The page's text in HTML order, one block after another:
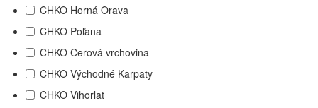
CHKO Horná Orava
CHKO Poľana
CHKO Cerová vrchovina
CHKO Východné Karpaty
CHKO Vihorlat